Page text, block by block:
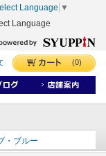
Language ▼
Language
(0)
・ブルー